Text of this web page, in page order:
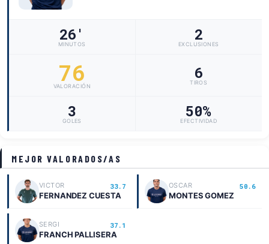
26'
MINUTOS
2
EXCLUSIONES
76
VALORACIÓN
6
TIROS
3
GOLES
50%
EFECTIVIDAD
MEJOR VALORADOS/AS
VICTOR 33.7
FERNANDEZ CUESTA
OSCAR 50.6
MONTES GOMEZ
SERGI 37.1
FRANCH PALLISERA